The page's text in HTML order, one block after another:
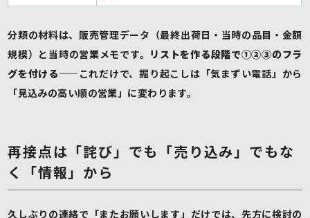
分類の材料は、販売管理データ（最終出荷日・当時の品目・金額
規模）と当時の営業メモです。 リストを作る段階で①②③のフラ
グを付ける——これだけで、掘り起こしは「気まずい電話」から
「見込みの高い順の営業」に変わります。
再接点は「詫び」でも「売り込み」でもな
く「情報」から
久しぶりの連絡で「またお願いします」だけでは、先方に検討の